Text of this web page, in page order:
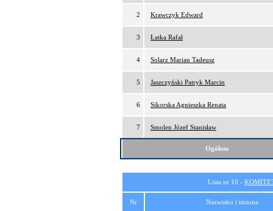
2 Krawczyk Edward
3 Łatka Rafał
4 Solarz Marian Tadeusz
5 Jaszczyński Patryk Marcin
6 Sikorska Agnieszka Renata
7 Smolen Józef Stanisław
Ogółem
Lista nr 10 -
Nr Nazwisko i imiona